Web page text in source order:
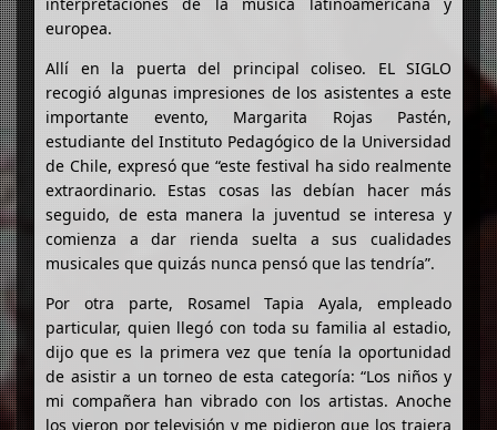
europea.
Allí en la puerta del principal coliseo. EL SIGLO
recogió algunas impresiones de los asistentes a este
importante evento, Margarita Rojas Pastén,
estudiante del Instituto Pedagógico de la Universidad
de Chile, expresó que “este festival ha sido realmente
extraordinario. Estas cosas las debían hacer más
seguido, de esta manera la juventud se interesa y
comienza a dar rienda suelta a sus cualidades
musicales que quizás nunca pensó que las tendría”.
Por otra parte, Rosamel Tapia Ayala, empleado
particular, quien llegó con toda su familia al estadio,
dijo que es la primera vez que tenía la oportunidad
de asistir a un torneo de esta categoría: “Los niños y
mi compañera han vibrado con los artistas. Anoche
los vieron por televisión y me pidieron que los trajera